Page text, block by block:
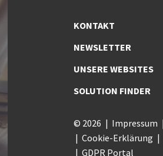
KONTAKT
NEWSLETTER
UNSERE WEBSITES
SOLUTION FINDER
© 2026 Impressum
Cookie-Erklärung
GDPR Portal